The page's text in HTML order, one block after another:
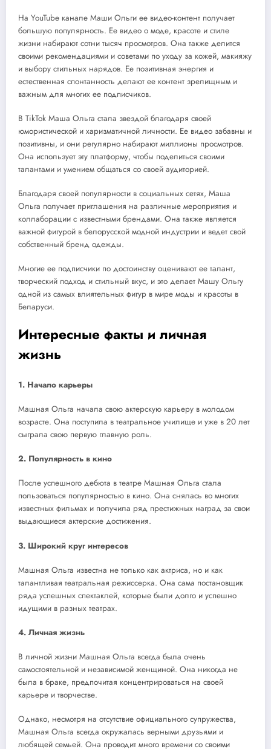
На YouTube канале Маши Ольги ее видео-контент получает
большую популярность. Ее видео о моде, красоте и стиле
жизни набирают сотни тысяч просмотров. Она также делится
своими рекомендациями и советами по уходу за кожей, макияжу
и выбору стильных нарядов. Ее позитивная энергия и
естественная спонтанность делают ее контент зрелищным и
важным для многих ее подписчиков.
В TikTok Маша Ольга стала звездой благодаря своей
юмористической и харизматичной личности. Ее видео забавны и
позитивны, и они регулярно набирают миллионы просмотров.
Она использует эту платформу, чтобы поделиться своими
талантами и умением общаться со своей аудиторией.
Благодаря своей популярности в социальных сетях, Маша
Ольга получает приглашения на различные мероприятия и
коллаборации с известными брендами. Она также является
важной фигурой в белорусской модной индустрии и ведет свой
собственный бренд одежды.
Многие ее подписчики по достоинству оценивают ее талант,
творческий подход и стильный вкус, и это делает Машу Ольгу
одной из самых влиятельных фигур в мире моды и красоты в
Беларуси.
Интересные факты и личная
жизнь
1. Начало карьеры
Машная Ольга начала свою актерскую карьеру в молодом
возрасте. Она поступила в театральное училище и уже в 20 лет
сыграла свою первую главную роль.
2. Популярность в кино
После успешного дебюта в театре Машная Ольга стала
пользоваться популярностью в кино. Она снялась во многих
известных фильмах и получила ряд престижных наград за свои
выдающиеся актерские достижения.
3. Широкий круг интересов
Машная Ольга известна не только как актриса, но и как
талантливая театральная режиссерка. Она сама постановщик
ряда успешных спектаклей, которые были долго и успешно
идущими в разных театрах.
4. Личная жизнь
В личной жизни Машная Ольга всегда была очень
самостоятельной и независимой женщиной. Она никогда не
была в браке, предпочитая концентрироваться на своей
карьере и творчестве.
Однако, несмотря на отсутствие официального супружества,
Машная Ольга всегда окружалась верными друзьями и
любящей семьей. Она проводит много времени со своими